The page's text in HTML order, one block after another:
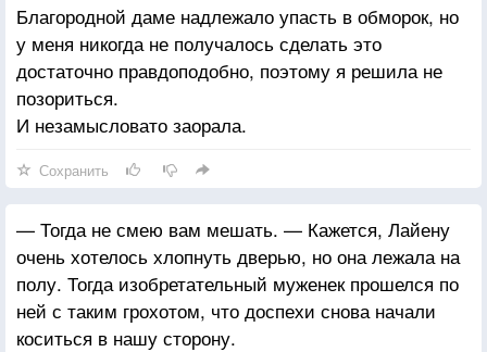
Благородной даме надлежало упасть в обморок, но
у меня никогда не получалось сделать это
достаточно правдоподобно, поэтому я решила не
позориться.
И незамысловато заорала.
Сохранить
— Тогда не смею вам мешать. — Кажется, Лайену
очень хотелось хлопнуть дверью, но она лежала на
полу. Тогда изобретательный муженек прошелся по
ней с таким грохотом, что доспехи снова начали
коситься в нашу сторону.